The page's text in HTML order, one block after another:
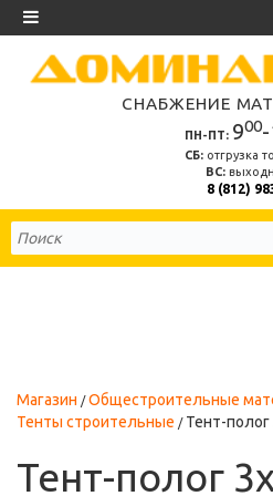
СНАБЖЕНИЕ
ПН-ПТ: 900-
СБ: отгрузка
ВС:
8 (812)
Магазин
Общестроительные
Тенты строительные
Тент-
Тент-полог